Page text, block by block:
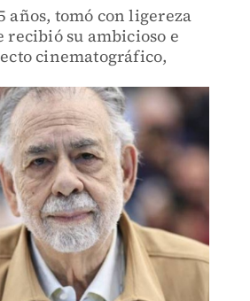
años, tomó con ligereza
recibió su ambicioso e
cinematográfico,